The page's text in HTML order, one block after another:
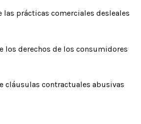
las prácticas comerciales desleales
los derechos de los consumidores
cláusulas contractuales abusivas